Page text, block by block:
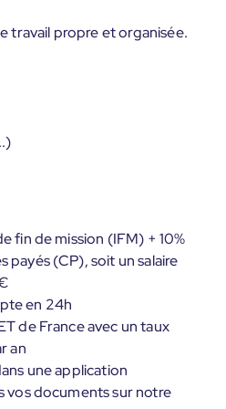
travail propre et organisée.
fin de mission (IFM) + 10%
payés (CP), soit un salaire
en 24h
de France avec un taux
an
une application
vos documents sur notre